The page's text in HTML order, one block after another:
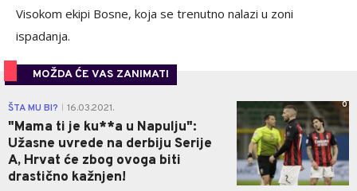
Visokom ekipi Bosne, koja se trenutno nalazi u zoni
ispadanja.
MOŽDA ĆE VAS ZANIMATI
ŠTA MU BI? 16.03.2021.
"Mama ti je ku**a u Napulju":
Užasne uvrede na derbiju Serije
A, Hrvat će zbog ovoga biti
drastično kažnjen!
0